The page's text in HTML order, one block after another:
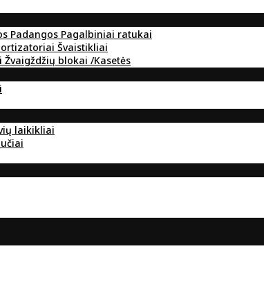
Padangos Pagalbiniai ratukai
Švaistikliai
Žvaigždžių blokai /Kasetės
laikikliai